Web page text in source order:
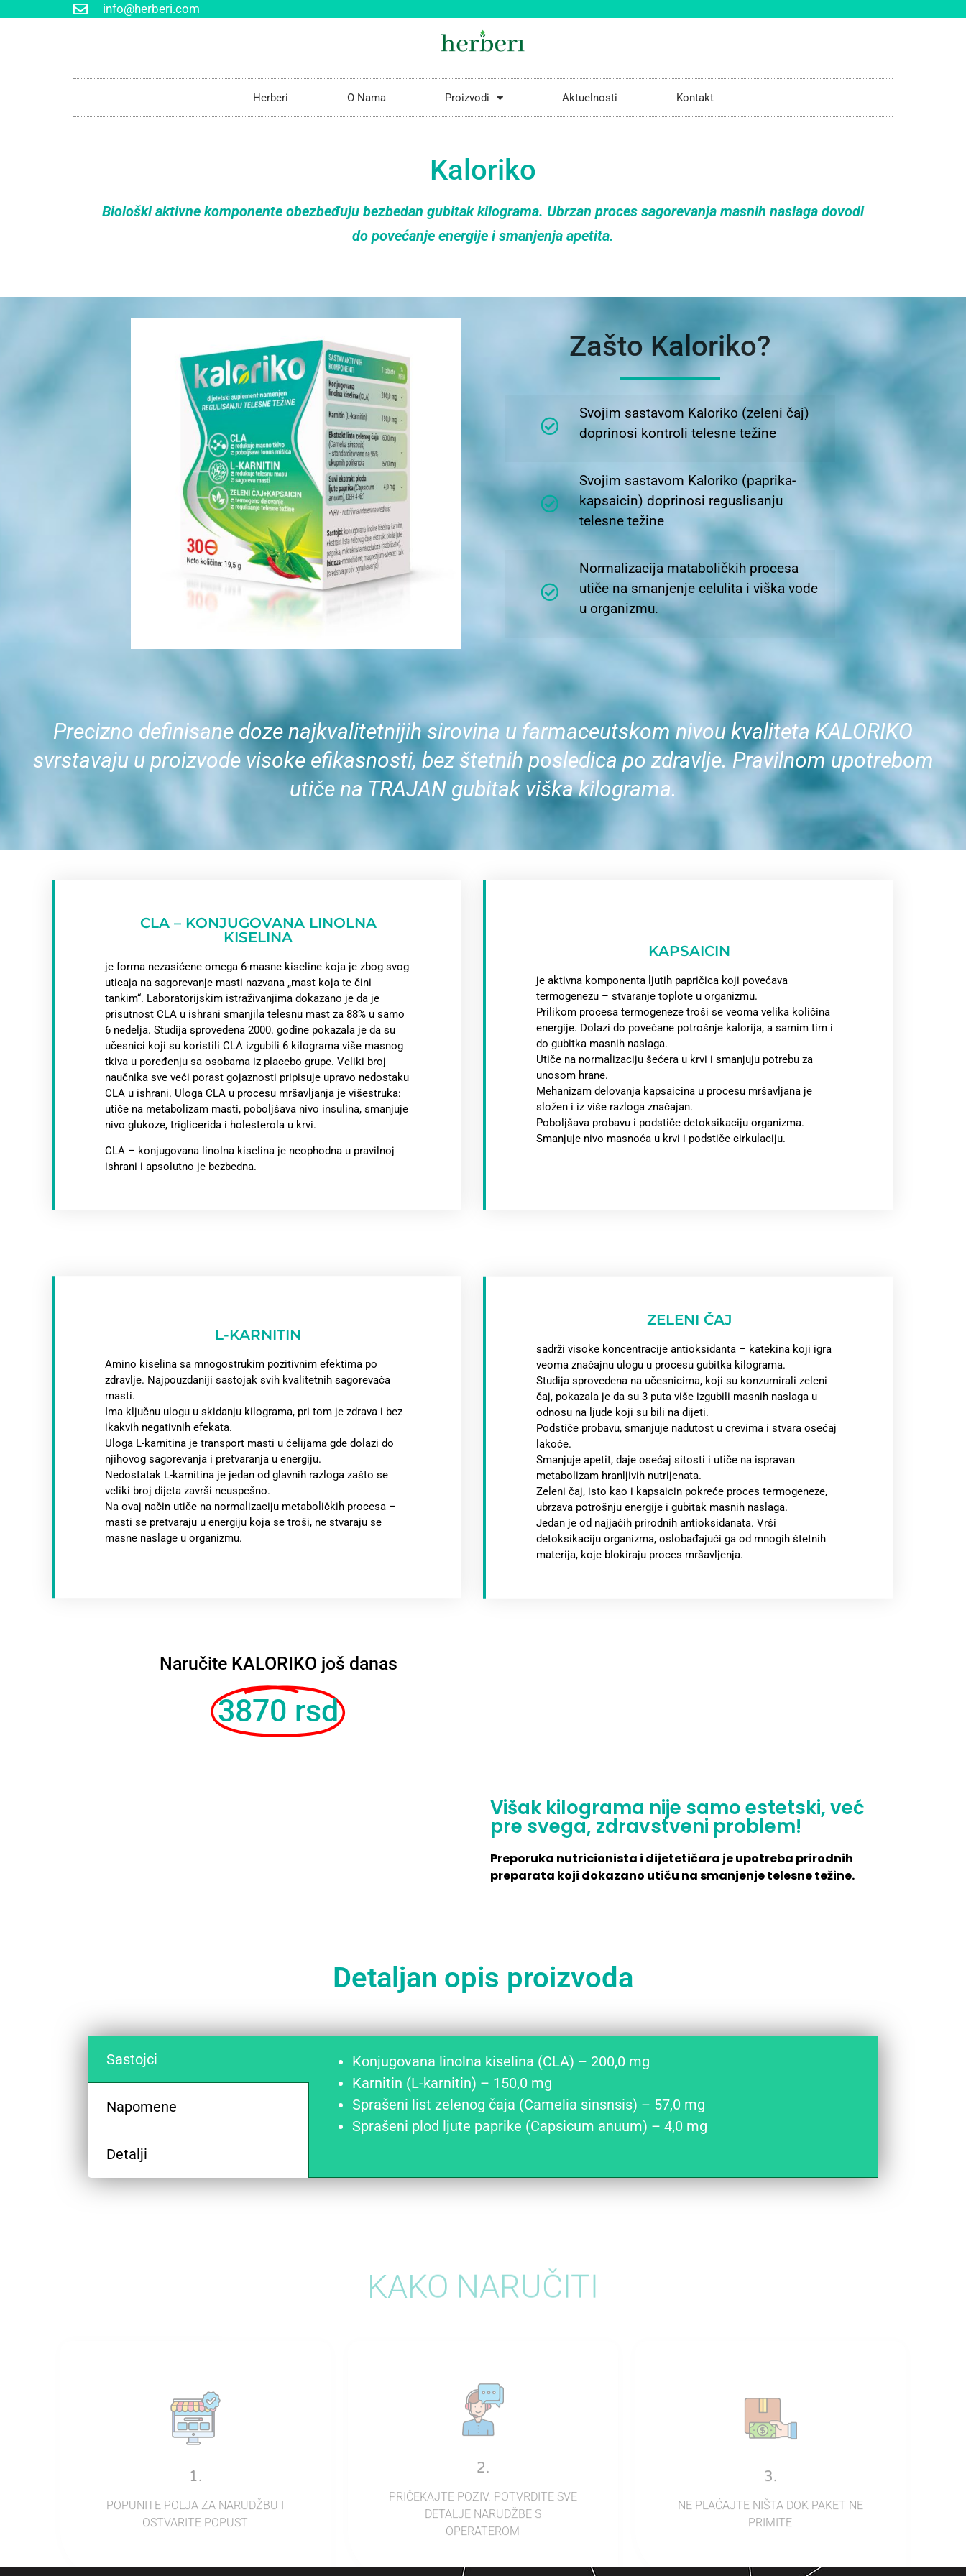
info@herberi.com
Herberi O Nama Proizvodi Aktuelnosti Kontakt
Kaloriko
Biološki aktivne komponente obezbeđuju bezbedan gubitak kilograma. Ubrzan proces sagorevanja masnih naslaga dovodi
do povećanje energije i smanjenja apetita.
Zašto Kaloriko?
Svojim sastavom Kaloriko (zeleni čaj)
doprinosi kontroli telesne težine
Svojim sastavom Kaloriko (paprika-
kapsaicin) doprinosi reguslisanju
telesne težine
Normalizacija mataboličkih procesa
utiče na smanjenje celulita i viška vode
u organizmu.
Precizno definisane doze najkvalitetnijih sirovina u farmaceutskom nivou kvaliteta KALORIKO
svrstavaju u proizvode visoke efikasnosti, bez štetnih posledica po zdravlje. Pravilnom upotrebom
utiče na TRAJAN gubitak viška kilograma.
CLA – KONJUGOVANA LINOLNA
KISELINA
je forma nezasićene omega 6-masne kiseline koja je zbog svog
uticaja na sagorevanje masti nazvana „mast koja te čini
tankim“. Laboratorijskim istraživanjima dokazano je da je
prisutnost CLA u ishrani smanjila telesnu mast za 88% u samo
6 nedelja. Studija sprovedena 2000. godine pokazala je da su
učesnici koji su koristili CLA izgubili 6 kilograma više masnog
tkiva u poređenju sa osobama iz placebo grupe. Veliki broj
naučnika sve veći porast gojaznosti pripisuje upravo nedostaku
CLA u ishrani. Uloga CLA u procesu mršavljanja je višestruka:
utiče na metabolizam masti, poboljšava nivo insulina, smanjuje
nivo glukoze, triglicerida i holesterola u krvi.
CLA – konjugovana linolna kiselina je neophodna u pravilnoj
ishrani i apsolutno je bezbedna.
KAPSAICIN
je aktivna komponenta ljutih papričica koji povećava
termogenezu – stvaranje toplote u organizmu.
Prilikom procesa termogeneze troši se veoma velika količina
energije. Dolazi do povećane potrošnje kalorija, a samim tim i
do gubitka masnih naslaga.
Utiče na normalizaciju šećera u krvi i smanjuju potrebu za
unosom hrane.
Mehanizam delovanja kapsaicina u procesu mršavljana je
složen i iz više razloga značajan.
Poboljšava probavu i podstiče detoksikaciju organizma.
Smanjuje nivo masnoća u krvi i podstiče cirkulaciju.
L-KARNITIN
Amino kiselina sa mnogostrukim pozitivnim efektima po
zdravlje. Najpouzdaniji sastojak svih kvalitetnih sagorevača
masti.
Ima ključnu ulogu u skidanju kilograma, pri tom je zdrava i bez
ikakvih negativnih efekata.
Uloga L-karnitina je transport masti u ćelijama gde dolazi do
njihovog sagorevanja i pretvaranja u energiju.
Nedostatak L-karnitina je jedan od glavnih razloga zašto se
veliki broj dijeta završi neuspešno.
Na ovaj način utiče na normalizaciju metaboličkih procesa –
masti se pretvaraju u energiju koja se troši, ne stvaraju se
masne naslage u organizmu.
ZELENI ČAJ
sadrži visoke koncentracije antioksidanta – katekina koji igra
veoma značajnu ulogu u procesu gubitka kilograma.
Studija sprovedena na učesnicima, koji su konzumirali zeleni
čaj, pokazala je da su 3 puta više izgubili masnih naslaga u
odnosu na ljude koji su bili na dijeti.
Podstiče probavu, smanjuje nadutost u crevima i stvara osećaj
lakoće.
Smanjuje apetit, daje osećaj sitosti i utiče na ispravan
metabolizam hranljivih nutrijenata.
Zeleni čaj, isto kao i kapsaicin pokreće proces termogeneze,
ubrzava potrošnju energije i gubitak masnih naslaga.
Jedan je od najjačih prirodnih antioksidanata. Vrši
detoksikaciju organizma, oslobađajući ga od mnogih štetnih
materija, koje blokiraju proces mršavljenja.
Naručite KALORIKO još danas
3870 rsd
Višak kilograma nije samo estetski, već
pre svega, zdravstveni problem!
Preporuka nutricionista i dijetetičara je upotreba prirodnih
preparata koji dokazano utiču na smanjenje telesne težine.
Detaljan opis proizvoda
Sastojci
Napomene
Detalji
Konjugovana linolna kiselina (CLA) – 200,0 mg
Karnitin (L-karnitin) – 150,0 mg
Sprašeni list zelenog čaja (Camelia sinsnsis) – 57,0 mg
Sprašeni plod ljute paprike (Capsicum anuum) – 4,0 mg
KAKO NARUČITI​
1.
POPUNITE POLJA ZA NARUDŽBU I
OSTVARITE POPUST
2.
PRIČEKAJTE POZIV. POTVRDITE SVE
DETALJE NARUDŽBE S
OPERATEROM
3.
NE PLAĆAJTE NIŠTA DOK PAKET NE
PRIMITE